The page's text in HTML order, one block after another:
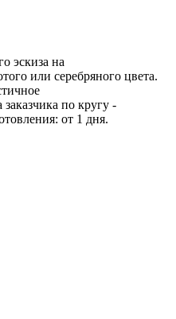
эскиза на
или серебряного цвета.
по кругу -
от 1 дня.